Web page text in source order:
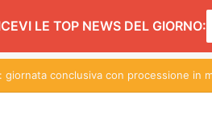
LE TOP NEWS DEL GIORNO:
strade di Rosburgo”